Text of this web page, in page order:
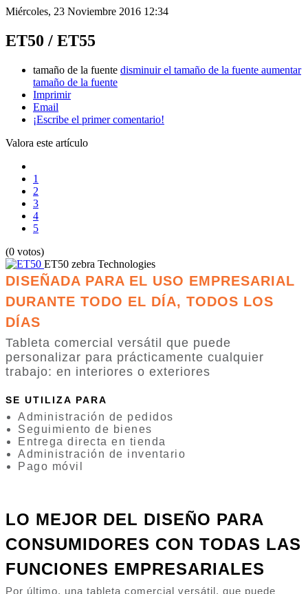
Miércoles, 23 Noviembre 2016 12:34
ET50 / ET55
tamaño de la fuente disminuir el tamaño de la fuente aumentar
tamaño de la fuente
Imprimir
Email
¡Escribe el primer comentario!
Valora este artículo
1
2
3
4
5
(0 votos)
ET50 zebra Technologies
DISEÑADA PARA EL USO EMPRESARIAL
DURANTE TODO EL DÍA, TODOS LOS
DÍAS
Tableta comercial versátil que puede
personalizar para prácticamente cualquier
trabajo: en interiores o exteriores
SE UTILIZA PARA
Administración de pedidos
Seguimiento de bienes
Entrega directa en tienda
Administración de inventario
Pago móvil
LO MEJOR DEL DISEÑO PARA
CONSUMIDORES CON TODAS LAS
FUNCIONES EMPRESARIALES
Por último, una tableta comercial versátil, que puede